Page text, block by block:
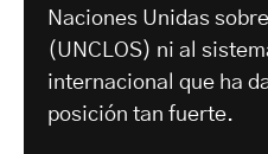
Naciones Unidas
(UNCLOS) ni al
internacional que ha
posición tan fuerte.